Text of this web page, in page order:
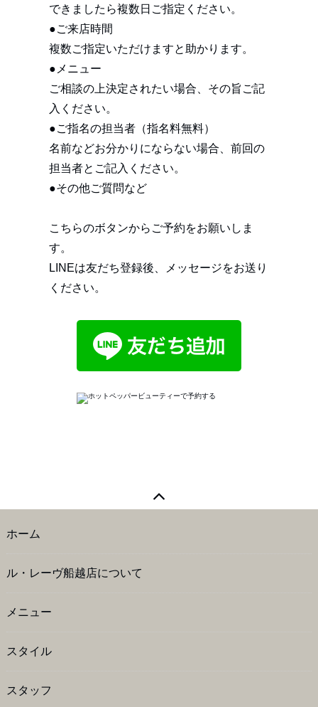
できましたら複数日ご指定ください。
●ご来店時間
複数ご指定いただけますと助かります。
●メニュー
ご相談の上決定されたい場合、その旨ご記
入ください。
●ご指名の担当者（指名料無料）
名前などお分かりにならない場合、前回の
担当者とご記入ください。
●その他ご質問など
こちらのボタンからご予約をお願いしま
す。
LINEは友だち登録後、メッセージをお送り
ください。
ホーム
ル・レーヴ船越店について
メニュー
スタイル
スタッフ